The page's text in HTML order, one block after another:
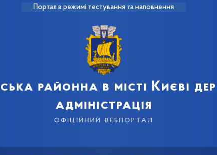
Портал в режимі тестування та наповнення
районна в місті Києві
адміністрація
офіційний вебпортал